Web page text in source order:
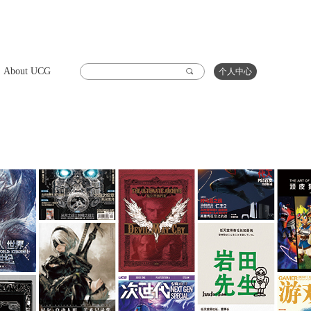
끠
About UCG 个人中心